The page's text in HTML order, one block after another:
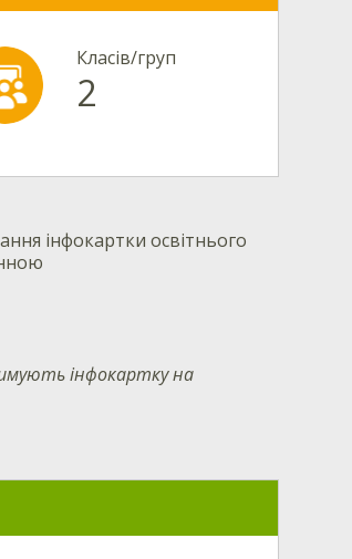
Класів/груп
2
інфокартки освітнього
інфокартку на